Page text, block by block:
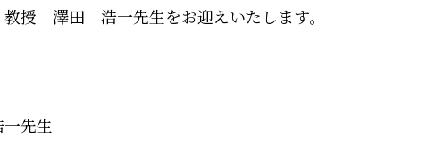
授 澤田 浩一先生をお迎えいたします。
先生